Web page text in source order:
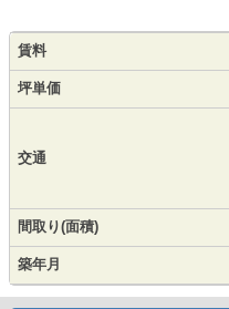
賃料
坪単価
交通
間取り(面積)
築年月